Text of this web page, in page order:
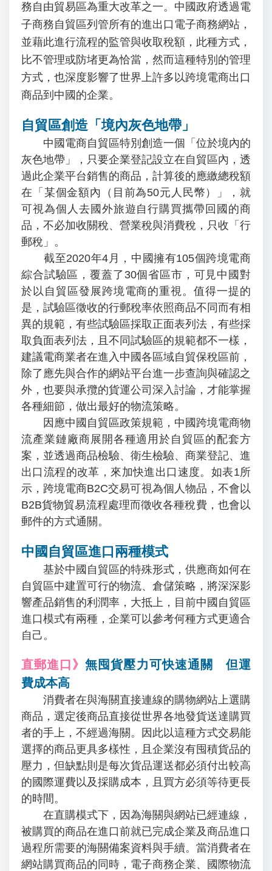
務自由貿易區為重大改革之一。中國政府透過電
子商務自貿區列管所有的進出口電子商務網站，
並藉此進行流程的監管與收取稅額，此種方式，
比不管理或防堵更為恰當，然而這種特別的管理
方式，也深度影響了世界上許多以跨境電商出口
商品到中國的企業。
自貿區創造「境內灰色地帶」
中國電商自貿區特別創造一個「位於境內的
灰色地帶」，只要企業登記設立在自貿區內，透
過此企業平台銷售的商品，計算後的應繳總稅額
在「某個金額內（目前為50元人民幣）」，就
可視為個人去國外旅遊自行購買攜帶回國的商
品，不必加收關稅、營業稅與消費稅，只收「行
郵稅」。
截至2020年4月，中國擁有105個跨境電商
綜合試驗區，覆蓋了30個省區市，可見中國對
於以自貿區發展跨境電商的重視。值得一提的
是，試驗區徵收的行郵稅率依照商品不同而有相
異的規範，有些試驗區採取正面表列法，有些採
取負面表列法，且不同試驗區的規範都不一樣，
建議電商業者在進入中國各區域自貿保稅區前，
除了應先與合作的網站平台進一步查詢與確認之
外，也要與承攬的貨運公司深入討論，才能掌握
各種細節，做出最好的物流策略。
因應中國自貿區政策規範，中國跨境電商物
流產業鏈廠商展開各種適用於自貿區的配套方
案，並透過商品檢驗、衛生檢驗、商業登記、進
出口流程的改革，來加快進出口速度。如表1所
示，跨境電商B2C交易可視為個人物品，不會以
B2B貨物貿易流程處理而徵收各種稅費，也會以
郵件的方式通關。
中國自貿區進口兩種模式
基於中國自貿區的特殊形式，供應商如何在
自貿區中建置可行的物流、倉儲策略，將深深影
響產品銷售的利潤率，大抵上，目前中國自貿區
進口模式有兩種，企業可以參考何種方式更適合
自己。
直郵進口》無囤貨壓力可快速通關 但運
費成本高
消費者在與海關直接連線的購物網站上選購
商品，選定後商品直接從世界各地發貨送達購買
者的手上，不經過海關。因此以這種方式交易能
選擇的商品更具多樣性，且企業沒有囤積貨品的
壓力，但缺點則是每次貨品運送都必須付出較高
的國際運費以及採購成本，且買方必須等待更長
的時間。
在直購模式下，因為海關與網站已經連線，
被購買的商品在進口前就已完成企業及商品進口
過程所需要的海關備案資料與手續。當消費者在
網站購買商品的同時，電子商務企業、國際物流